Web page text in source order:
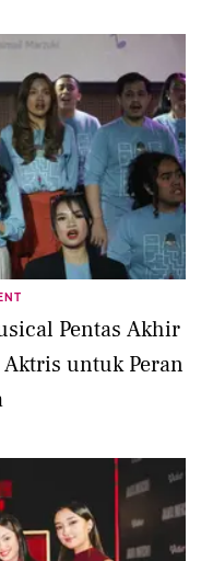
Pentas Akhir
untuk Peran